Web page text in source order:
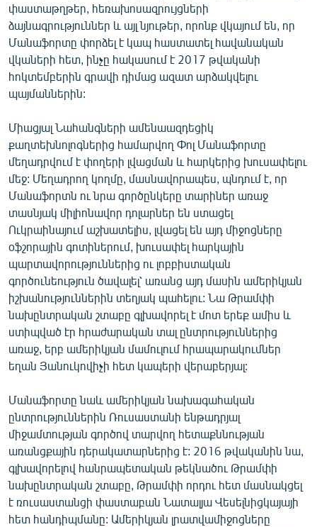
փաստաթղթեր, հեռախոսազրույցների
ձայնագրություններ և այլ նյութեր, որոնք վկայում են, որ
Մանաֆորտը փորձել է կապ հաստատել հավանական
վկաների հետ, ինչը հակասում է 2017 թվականի
հոկտեմբերին գրավի դիմաց ազատ արձակվելու
պայմաններին:
Միացյալ Նահանգների ամենաազդեցիկ
քաղտեխնոլոգներից համարվող Փոլ Մանաֆորտը
մեղադրվում է փողերի լվացման և հարկերից խուսափելու
մեջ: Մեղադրող կողմը, մասնավորապես, պնդում է, որ
Մանաֆորտն ու նրա գործընկերը տարիներ առաջ
տասնյակ միլիոնավոր դոլարներ են ստացել
Ուկրաինայում աշխատելիս, լվացել են այդ միջոցները
օֆշորային գոտիներում, խուսափել հարկային
պարտավորություններից ու լոբբիստական
գործունեություն ծավալել՝ առանց այդ մասին ամերիկյան
իշխանություններին տեղյակ պահելու: Նա Թրամփի
նախընտրական շտաբը գլխավորել է մոտ երեք ամիս և
ստիպված էր հրաժարական տալ ընտրություններից
առաջ, երբ ամերիկյան մամուլում հրապարակումներ
եղան Յանուկովիչի հետ կապերի վերաբերյալ:
Մանաֆորտը նաև ամերիկյան նախագահական
ընտրություններին Ռուսաստանի ենթադրյալ
միջամտության գործով տարվող հետաքննության
առանցքային դերակատարներից է: 2016 թվականին նա,
գլխավորելով հանրապետական թեկնածու Թրամփի
նախընտրական շտաբը, Թրամփի որդու հետ մասնակցել
է ռուսաստանցի փաստաբան Նատալյա Վեսելնիցկայայի
հետ հանդիպմանը: Ամերիկյան լրատվամիջոցները